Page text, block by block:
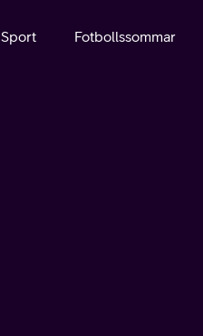
Sport Fotbollssommar